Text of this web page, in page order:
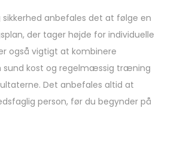
anbefales det at følge en
der tager højde for individuelle
også vigtigt at kombinere
sund kost og regelmæssig træning
Det anbefales altid at
person, før du begynder på